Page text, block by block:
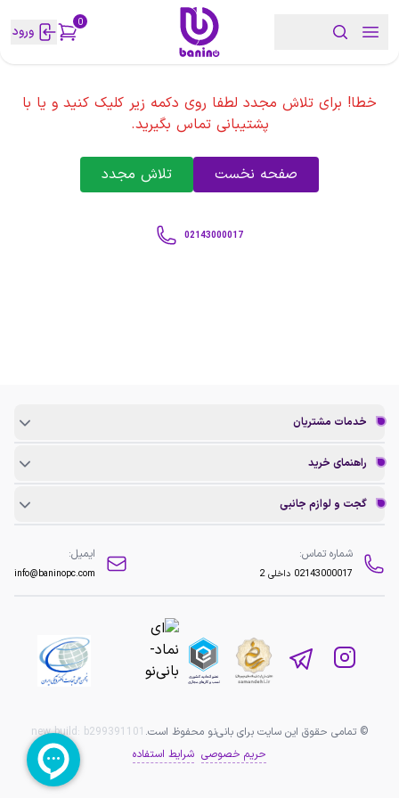
0 ورود
خطا! برای تلاش مجدد لطفا روی دکمه زیر کلیک کنید و یا با
پشتیبانی تماس بگیرید.
صفحه نخست تلاش مجدد
02143000017
خدمات مشتریان
راهنمای خرید
گجت و لوازم جانبی
شماره تماس:
02143000017 داخلی 2
ایمیل:
info@baninopc.com
© تمامی حقوق این سایت برای بانی‌نو محفوظ است. new build: b299391101
حریم خصوصی شرایط استفاده